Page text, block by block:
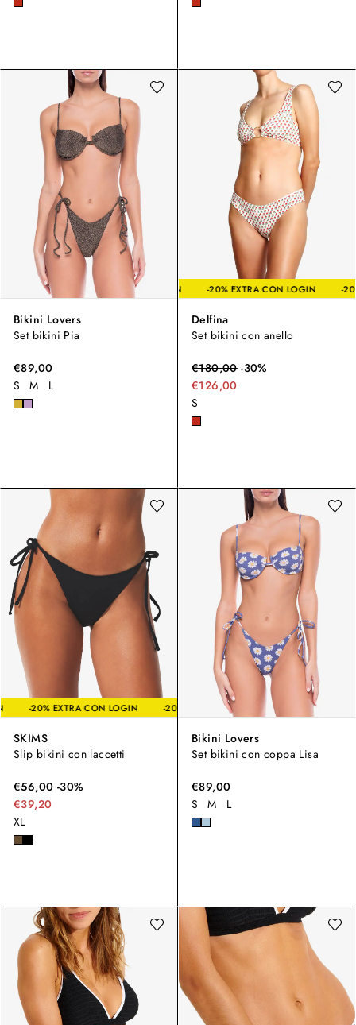
Bikini Lovers
Set bikini Pia
€89,00
S
M L
-20% EXTRA CON LOGIN -20% EXTRA CON
Delfina
Set bikini con anello
€180,00-30%
€126,00
S
CON LOGIN -20% EXTRA CON LOGIN -20% EXTRA CON LOGIN
SKIMS
Slip bikini con laccetti
€56,00-30%
€39,20
XL
Bikini Lovers
Set bikini con coppa Lisa
€89,00
S
M L